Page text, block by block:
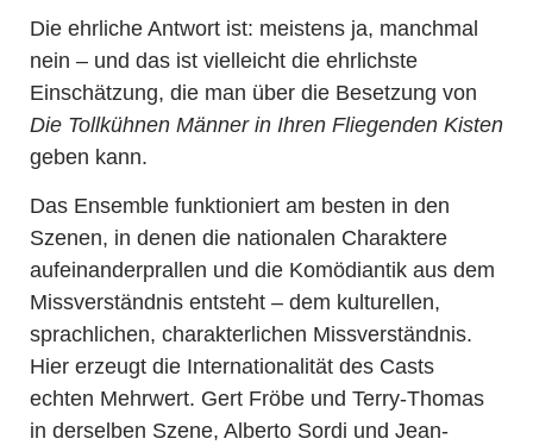
Die ehrliche Antwort ist: meistens ja, manchmal
nein – und das ist vielleicht die ehrlichste
Einschätzung, die man über die Besetzung von
Die Tollkühnen Männer in Ihren Fliegenden Kisten
geben kann.
Das Ensemble funktioniert am besten in den
Szenen, in denen die nationalen Charaktere
aufeinanderprallen und die Komödiantik aus dem
Missverständnis entsteht – dem kulturellen,
sprachlichen, charakterlichen Missverständnis.
Hier erzeugt die Internationalität des Casts
echten Mehrwert. Gert Fröbe und Terry-Thomas
in derselben Szene, Alberto Sordi und Jean-